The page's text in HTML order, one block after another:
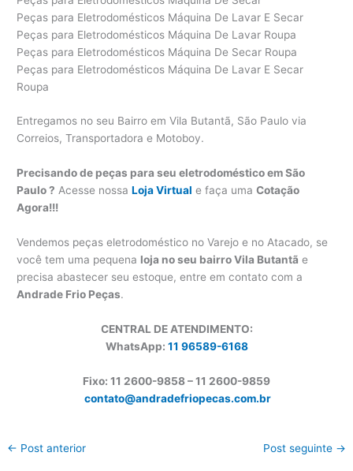
Peças para Eletrodomésticos Máquina De Lavar E Secar
Peças para Eletrodomésticos Máquina De Lavar Roupa
Peças para Eletrodomésticos Máquina De Secar Roupa
Peças para Eletrodomésticos Máquina De Lavar E Secar
Roupa
Entregamos no seu Bairro em Vila Butantã, São Paulo via
Correios, Transportadora e Motoboy.
Precisando de peças para seu eletrodoméstico em São
Paulo ? Acesse nossaLoja Virtual e faça umaCotação
Agora!!!
Vendemos peças eletrodoméstico no Varejo e no Atacado, se
você tem uma pequena loja no seu bairro Vila Butantã e
precisa abastecer seu estoque, entre em contato com a
Andrade Frio Peças.
CENTRAL DE ATENDIMENTO:
WhatsApp: 11 96589-6168
Fixo: 11 2600-9858 – 11 2600-9859
contato@andradefriopecas.com.br
← Post anterior Post seguinte →